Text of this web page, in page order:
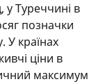
у Туреччині в
позначки
У країнах
ціни в
максимум